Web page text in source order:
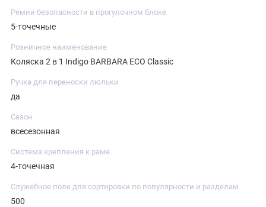
Ремни безопасности в прогулочном блоке
5-точечные
Розничное наименование
Коляска 2 в 1 Indigo BARBARA ECO Classic
Ручка для переноски люльки
да
Сезон
всесезонная
Система крепления к раме
4-точечная
Служебное поле для сортировки по популярности и разделам
500